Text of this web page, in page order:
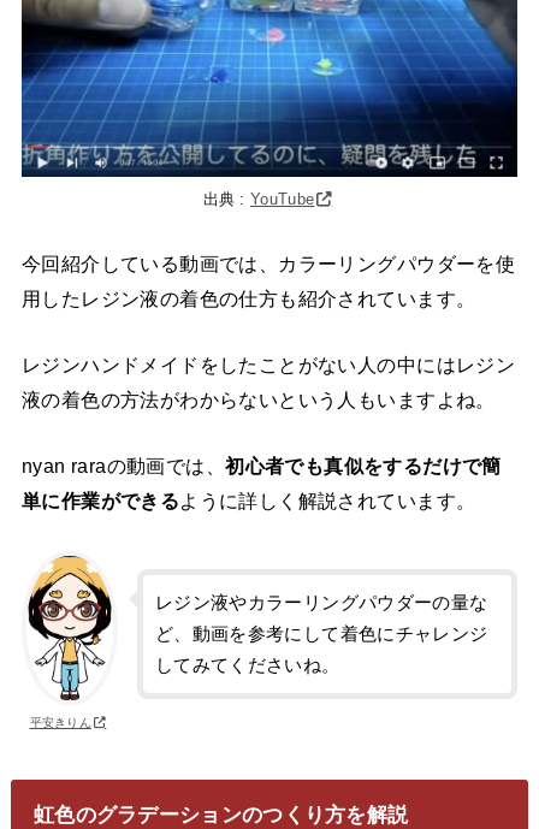
出典 :YouTube
今回紹介している動画では、カラーリングパウダーを使
用したレジン液の着色の仕方も紹介されています。
レジンハンドメイドをしたことがない人の中にはレジン
液の着色の方法がわからないという人もいますよね。
nyan raraの動画では、初心者でも真似をするだけで簡
単に作業ができるように詳しく解説されています。
平安きりん
レジン液やカラーリングパウダーの量な
ど、動画を参考にして着色にチャレンジ
してみてくださいね。
虹色のグラデーションのつくり方を解説